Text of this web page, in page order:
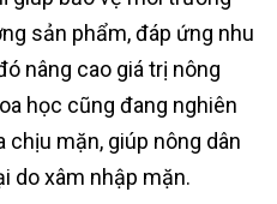
sản phẩm, đáp ứng nhu
nâng cao giá trị nông
học cũng đang nghiên
chịu mặn, giúp nông dân
do xâm nhập mặn.